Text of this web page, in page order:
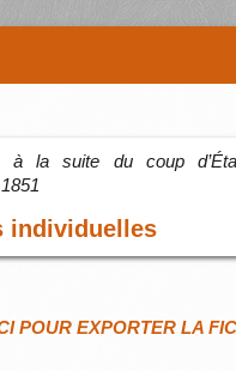
à la suite du coup
individuelles
POUR EXPORTER LA